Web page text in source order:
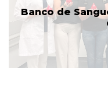
Banco de